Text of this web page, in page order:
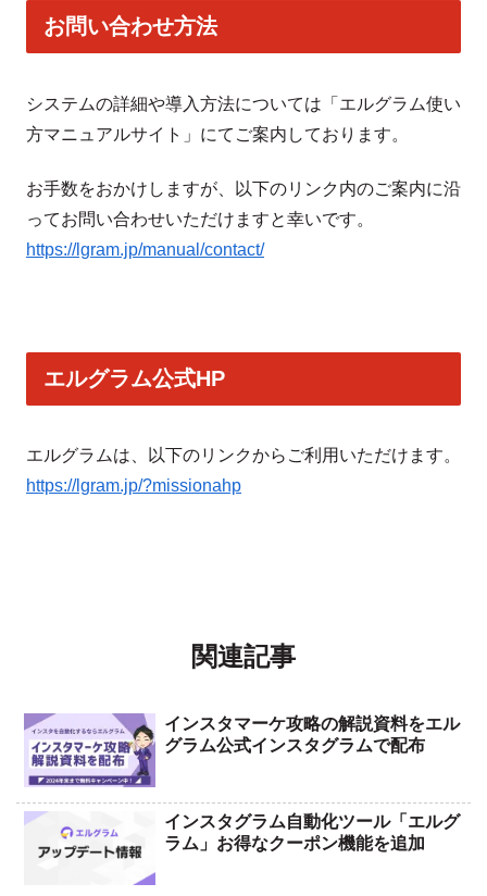
お問い合わせ方法
システムの詳細や導入方法については「エルグラム使い
方マニュアルサイト」にてご案内しております。
お手数をおかけしますが、以下のリンク内のご案内に沿
ってお問い合わせいただけますと幸いです。
https://lgram.jp/manual/contact/
エルグラム公式HP
エルグラムは、以下のリンクからご利用いただけます。
https://lgram.jp/?missionahp
関連記事
インスタマーケ攻略の解説資料をエル
グラム公式インスタグラムで配布
インスタグラム自動化ツール「エルグ
ラム」お得なクーポン機能を追加